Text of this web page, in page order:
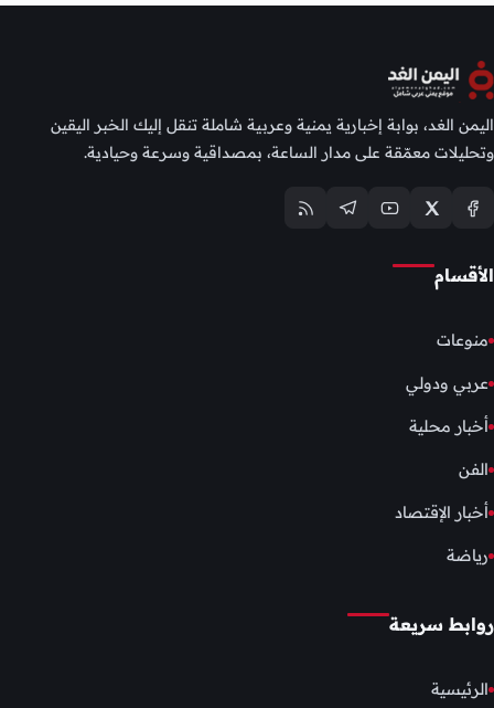
اليمن الغد، بوابة إخبارية يمنية وعربية شاملة تنقل إليك الخبر اليقين
وتحليلات معمّقة على مدار الساعة، بمصداقية وسرعة وحيادية.
الأقسام
منوعات
عربي ودولي
أخبار محلية
الفن
أخبار الإقتصاد
رياضة
روابط سريعة
الرئيسية